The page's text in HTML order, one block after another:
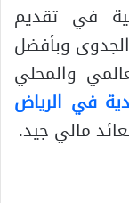
في تقديم
الجدوى وبأفضل
والمحلي
في الرياض
مالي جيد.